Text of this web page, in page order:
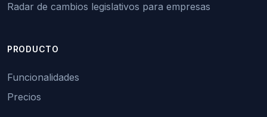
Radar de cambios legislativos para empresas
PRODUCTO
Funcionalidades
Precios